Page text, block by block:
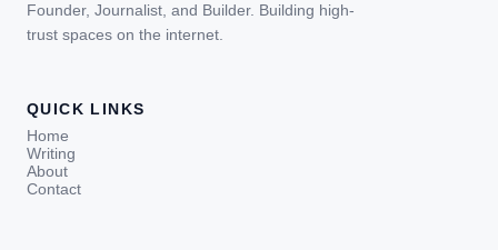
Founder, Journalist, and Builder. Building high-
trust spaces on the internet.
QUICK LINKS
Home
Writing
About
Contact